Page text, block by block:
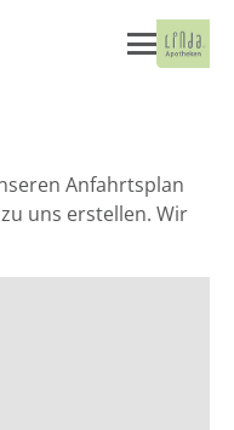
Anfahrtsplan
uns erstellen. Wir